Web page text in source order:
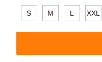
S M L XXL